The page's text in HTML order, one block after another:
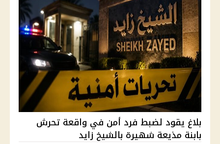
بلاغ يقود لضبط فرد أمن في واقعة تحرش
بابنة مذيعة شهيرة بالشيخ زايد